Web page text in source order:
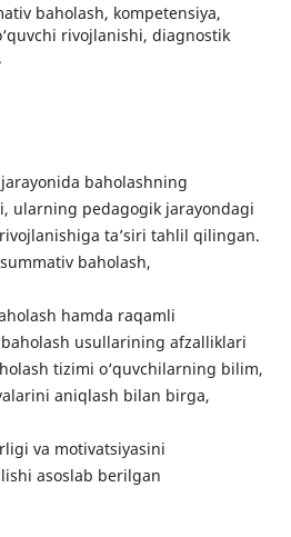
baholash, kompetensiya,
rivojlanishi, diagnostik
baholashning
ularning pedagogik jarayondagi
ta’siri tahlil qilingan.
baholash,
hamda raqamli
usullarining afzalliklari
tizimi o‘quvchilarning bilim,
aniqlash bilan birga,
va motivatsiyasini
asoslab berilgan